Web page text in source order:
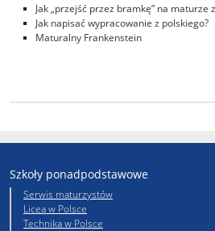
Jak „przejść przez bramkę” na maturze
Jak napisać wypracowanie z polskiego?
Maturalny Frankenstein
Szkoły ponadpodstawowe
Serwis maturzystów
Licea w Polsce
Technika w Polsce